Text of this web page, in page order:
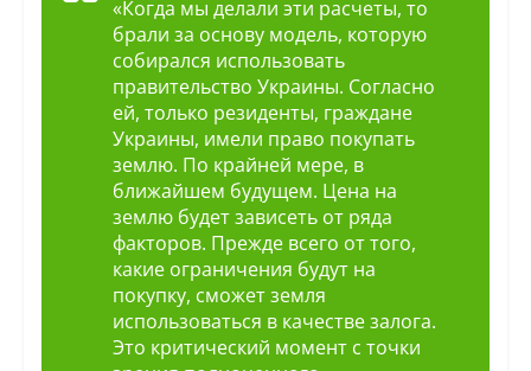
«Когда мы делали эти расчеты, то
брали за основу модель, которую
собирался использовать
правительство Украины. Согласно
ей, только резиденты, граждане
Украины, имели право покупать
землю. По крайней мере, в
ближайшем будущем. Цена на
землю будет зависеть от ряда
факторов. Прежде всего от того,
какие ограничения будут на
покупку, сможет земля
использоваться в качестве залога.
Это критический момент с точки